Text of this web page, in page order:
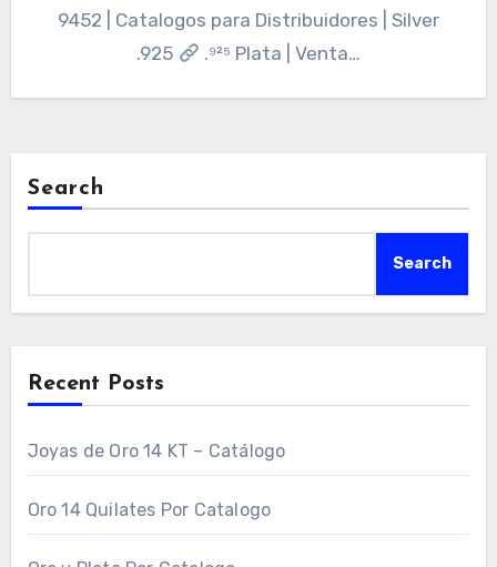
9452 | Catalogos para Distribuidores | Silver
.925
.⁹²⁵ Plata | Venta…
Search
Search
Recent Posts
Joyas de Oro 14 KT – Catálogo
Oro 14 Quilates Por Catalogo